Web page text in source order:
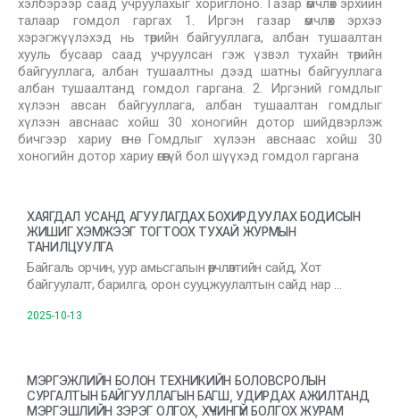
хэлбэрээр саад учруулахыг хориглоно. Газар өмчлөх эрхийн
талаар гомдол гаргах 1. Иргэн газар өмчлөх эрхээ
хэрэгжүүлэхэд нь төрийн байгууллага, албан тушаалтан
хууль бусаар саад учруулсан гэж үзвэл тухайн төрийн
байгууллага, албан тушаалтны дээд шатны байгууллага
албан тушаалтанд гомдол гаргана. 2. Иргэний гомдлыг
хүлээн авсан байгууллага, албан тушаалтан гомдлыг
хүлээн авснаас хойш 30 хоногийн дотор шийдвэрлэж
бичгээр хариу өгнө. Гомдлыг хүлээн авснаас хойш 30
хоногийн дотор хариу өгөөгүй бол шүүхэд гомдол гаргана
ХАЯГДАЛ УСАНД АГУУЛАГДАХ БОХИРДУУЛАХ БОДИСЫН
ЖИШИГ ХЭМЖЭЭГ ТОГТООХ ТУХАЙ ЖУРМЫН
ТАНИЛЦУУЛГА
Байгаль орчин, уур амьсгалын өөрчлөлтийн сайд, Хот
байгуулалт, барилга, орон сууцжуулалтын сайд нар …
2025-10-13
МЭРГЭЖЛИЙН БОЛОН ТЕХНИКИЙН БОЛОВСРОЛЫН
СУРГАЛТЫН БАЙГУУЛЛАГЫН БАГШ, УДИРДАХ АЖИЛТАНД
МЭРГЭШЛИЙН ЗЭРЭГ ОЛГОХ, ХҮЧИНГҮЙ БОЛГОХ ЖУРАМ